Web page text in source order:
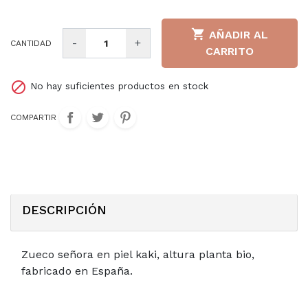
CANTIDAD - +

CARRITO
 No hay suficientes productos en stock
COMPARTIR
DESCRIPCIÓN
Zueco señora en piel kaki, altura planta bio,
fabricado en España.